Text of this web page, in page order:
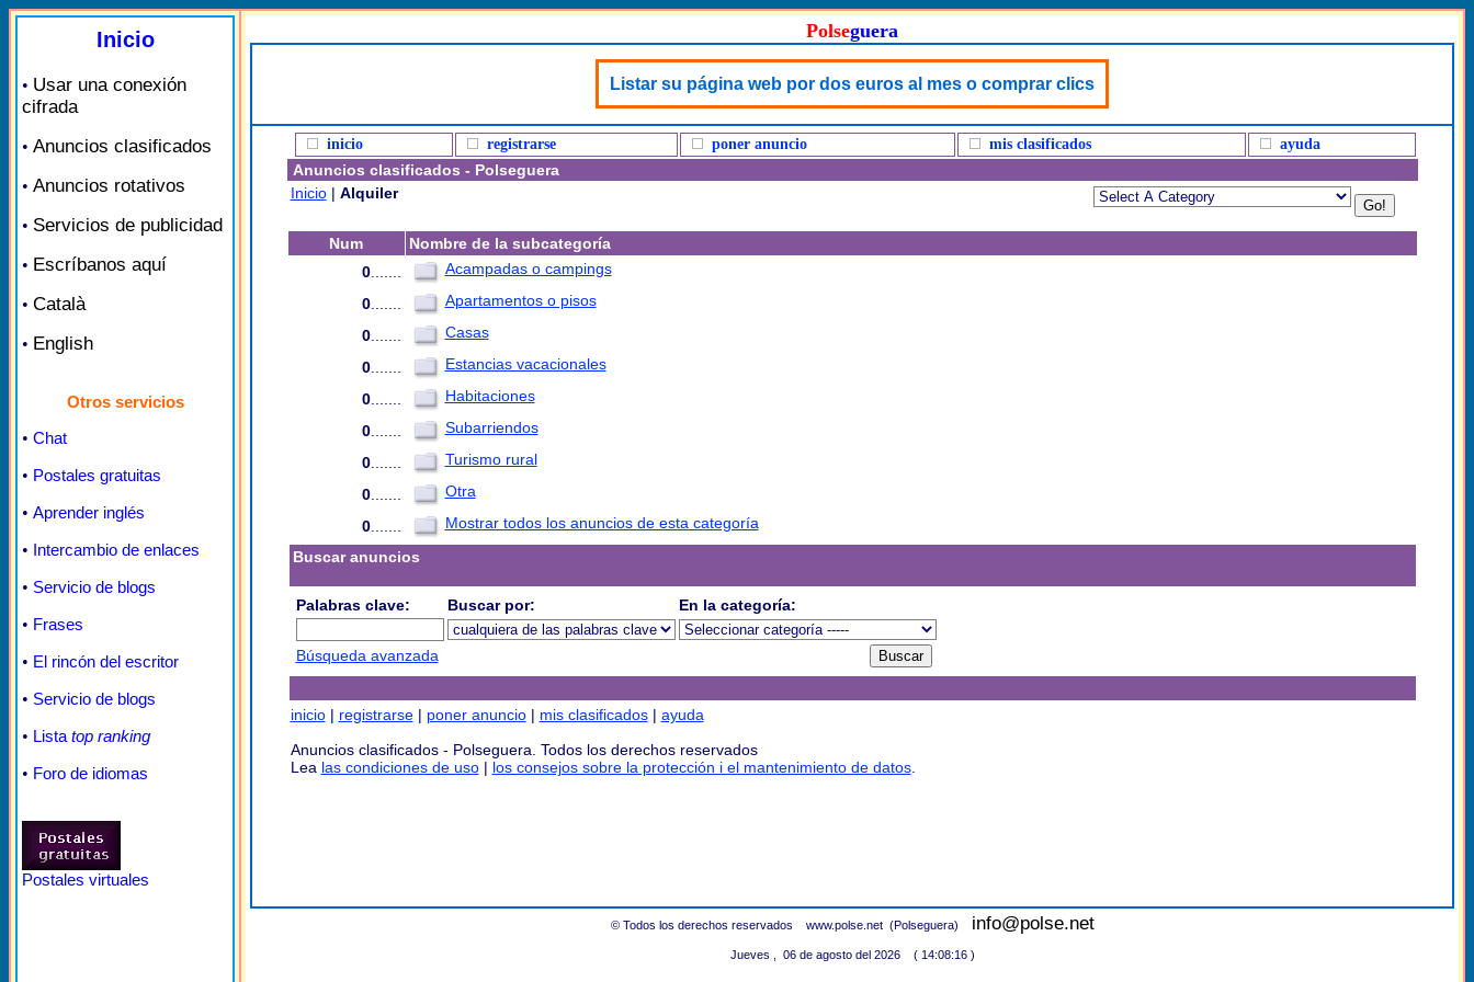
Inicio
• Usar una conexión
cifrada
• Anuncios clasificados
• Anuncios rotativos
• Servicios de publicidad
• Escríbanos aquí
• Català
• English
Otros servicios
• Chat
• Postales gratuitas
• Aprender inglés
• Intercambio de enlaces
• Servicio de blogs
• Frases
• El rincón del escritor
• Servicio de blogs
• Lista top ranking
• Foro de idiomas
Postales virtuales
Polseguera
Listar su página web por dos euros al mes o comprar clics
inicio registrarse poner anuncio mis clasificados ayuda
Anuncios clasificados - Polseguera
Inicio| Alquiler
Num
Nombre de la subcategoría
0.......
Acampadas o campings
0.......
Apartamentos o pisos
0.......
Casas
0.......
Estancias vacacionales
0.......
Habitaciones
0.......
Subarriendos
0.......
Turismo rural
0.......
Otra
0.......
Mostrar todos los anuncios de esta categoría
Buscar anuncios
Palabras clave: Buscar por: En la categoría:
Búsqueda avanzada
inicio| registrarse| poner anuncio| mis clasificados| ayuda
Anuncios clasificados - Polseguera. Todos los derechos reservados
Lea las condiciones de uso| los consejos sobre la protección i el mantenimiento de datos.
© Todos los derechos reservados www.polse.net (Polseguera) info@polse.net
Jueves , 06 de agosto del 2026 ( 14:08:16 )